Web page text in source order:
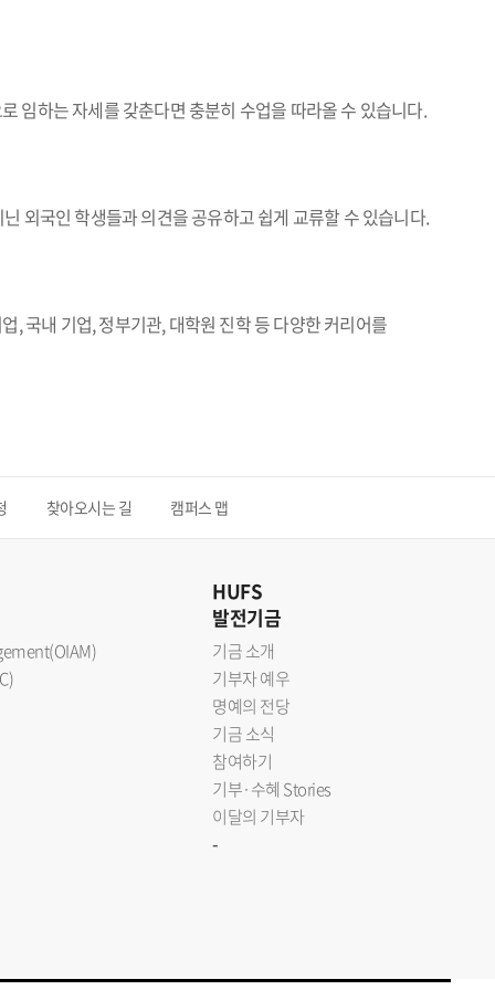
임하는 자세를 갖춘다면 충분히 수업을 따라올 수 있습니다.
외국인 학생들과 의견을 공유하고 쉽게 교류할 수 있습니다.
, 국내 기업, 정부기관, 대학원 진학 등 다양한 커리어를
찾아오시는 길 캠퍼스 맵
HUFS
발전기금
기금 소개
기부자 예우
명예의 전당
기금 소식
참여하기
기부·수혜 Stories
이달의 기부자
-